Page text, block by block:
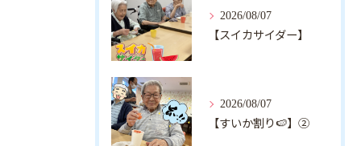
2026/08/07
【スイカサイダー】
2026/08/07
【すいか割り🍉】②